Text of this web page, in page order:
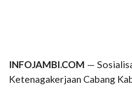
INFOJAMBI.COM —
Ketenagakerjaan Cabang